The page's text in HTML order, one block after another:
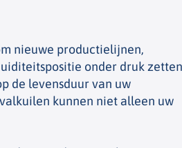
nieuwe productielijnen,
onder druk
de levensduur van uw
kunnen niet alleen uw